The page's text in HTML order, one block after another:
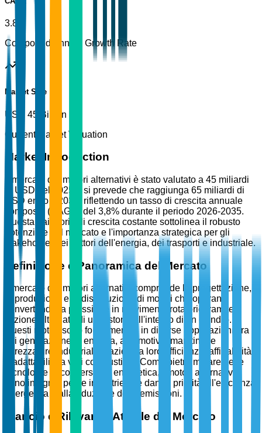
3.8%
Compound Annual Growth Rate
Market Size
USD 45 Billion
Current Market Valuation
Market Introduction
Il mercato dei motori alternativi è stato valutato a 45 miliardi
di USD nel 2025 e si prevede che raggiunga 65 miliardi di
USD entro il 2035, riflettendo un tasso di crescita annuale
composto (CAGR) del 3,8% durante il periodo 2026-2035.
Questa traiettoria di crescita costante sottolinea il robusto
potenziale del mercato e l'importanza strategica per gli
stakeholder nei settori dell'energia, dei trasporti e industriale.
Definizione e Panoramica del Mercato
Il mercato dei motori alternativi comprende la progettazione,
la produzione e la distribuzione di motori che operano
convertendo la pressione in movimento rotatorio tramite
l'azione alternata di un pistone all'interno di un cilindro.
Questi motori sono fondamentali in diverse applicazioni, tra
cui generazione di energia, automotive, marittimo e
attrezzature industriali, grazie alla loro efficienza, affidabilità
e adattabilità a vari combustibili. Come pietra miliare delle
tecnologie di conversione energetica, i motori alternativi
sono integrali per le industrie che danno priorità all'efficienza
energetica e alla riduzione delle emissioni.
Slancio e Rilevanza Attuale del Mercato